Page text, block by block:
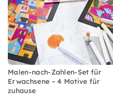
Malen-nach-Zahlen-Set für
Erwachsene – 4 Motive für
zuhause